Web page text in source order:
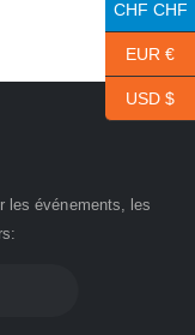
les événements, les
CHF CHF
EUR €
USD $